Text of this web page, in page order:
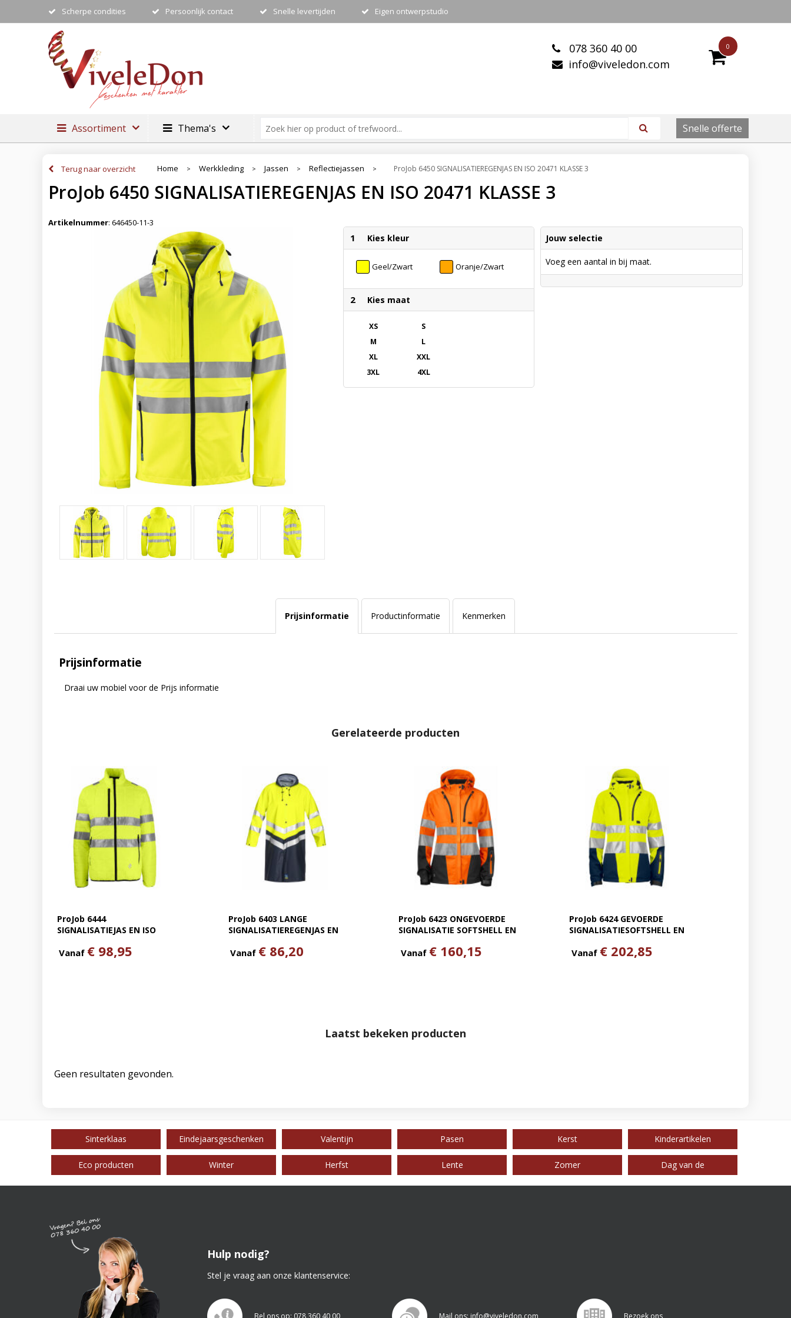
Scherpe condities Persoonlijk contact Snelle levertijden Eigen ontwerpstudio
0
078 360 40 00
info@viveledon.com
Assortiment Thema's Snelle offerte
Terug naar overzicht Home > Werkkleding > Jassen > Reflectiejassen > ProJob 6450 SIGNALISATIEREGENJAS EN ISO 20471 KLASSE 3
ProJob 6450 SIGNALISATIEREGENJAS EN ISO 20471 KLASSE 3
Artikelnummer: 646450-11-3
1 Kies kleur
Geel/Zwart Oranje/Zwart
2 Kies maat
XS
S
M
L
XL
XXL
3XL
4XL
Jouw selectie
Voeg een aantal in bij maat.
Prijsinformatie Productinformatie Kenmerken
Prijsinformatie
Draai uw mobiel voor de Prijs informatie
Gerelateerde producten
ProJob 6444
SIGNALISATIEJAS EN ISO
Vanaf € 98,95
ProJob 6403 LANGE
SIGNALISATIEREGENJAS EN
Vanaf € 86,20
ProJob 6423 ONGEVOERDE
SIGNALISATIE SOFTSHELL EN
Vanaf € 160,15
ProJob 6424 GEVOERDE
SIGNALISATIESOFTSHELL EN
Vanaf € 202,85
Laatst bekeken producten
Geen resultaten gevonden.
Sinterklaas Eindejaarsgeschenken Valentijn Pasen Kerst Kinderartikelen
Eco producten Winter Herfst Lente Zomer Dag van de
Hulp nodig?
Stel je vraag aan onze klantenservice: